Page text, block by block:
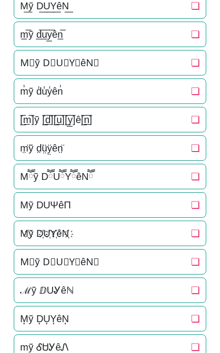
M͟ỹ D͟U͟Y͟êN͟ ❏
m̲̅ỹ d̲̅u̲̅y̲̅ên̲̅ ❏
M⃣ỹ D⃣U⃣Y⃣êN⃣ ❏
m̾ỹ d̾u̾y̾ên̾ ❏
[̲̅m̲̅]ỹ [̲̅d̲̅][̲̅u̲̅][̲̅y̲̅]ê[̲̅n̲̅] ❏
m̤̈ỹ d̤̈ṳ̈ÿ̤ên̤̈ ❏
Mཽỹ DཽUཽYཽêNཽ ❏
Mỹ DUΨêΠ ❏
M҉ỹ D҉U҉Y҉êN҉ ❏
M⃜ỹ D⃜U⃜Y⃜êN⃜ ❏
ℳỹ ⅅUᎽêℕ ❏
M͎ỹ D͎U͎Y͎êN͎ ❏
mỹ ᎴᏌᎩêᏁ ❏